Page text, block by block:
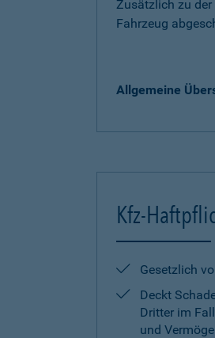
Zusätzlich zu
Fahrzeug
Allgemeine
Kfz-
Gesetzlich
Deckt
Dritter im
und